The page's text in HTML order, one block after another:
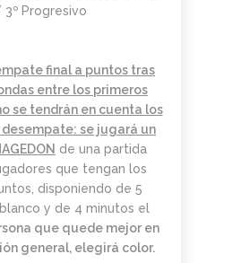
3º Progresivo
final a puntos tras
entre los primeros
se tendrán en cuenta los
se jugará un
de una partida
que tengan los
disponiendo de 5
y de 4 minutos el
que quede mejor en
general, elegirá color.